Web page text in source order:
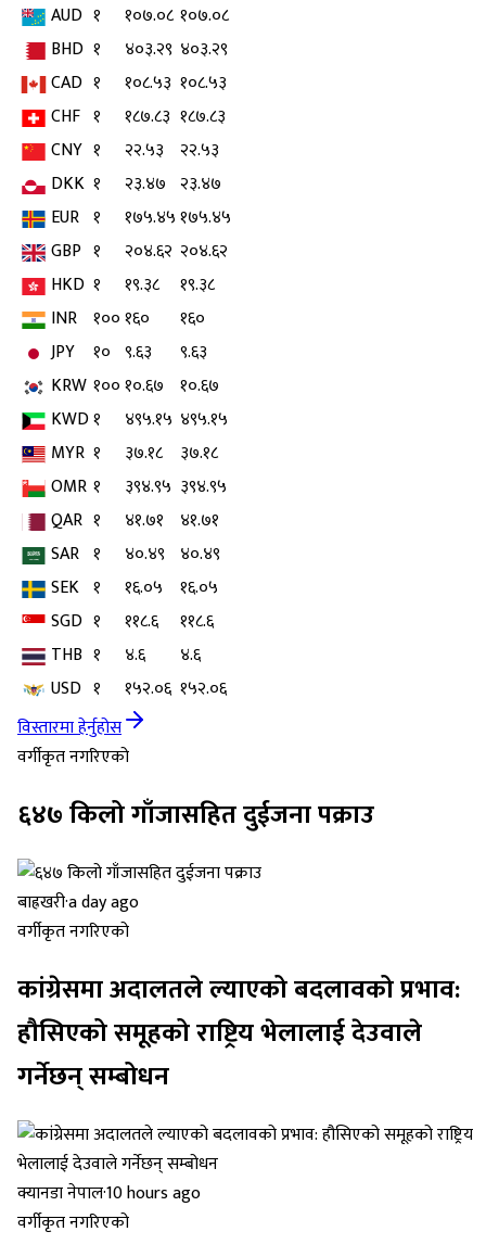
AUD १ १०७.०८ १०७.०८
BHD १ ४०३.२९ ४०३.२९
CAD १ १०८.५३ १०८.५३
CHF १ १८७.८३ १८७.८३
CNY १ २२.५३
२२.५३
DKK १ २३.४७ २३.४७
EUR १ १७५.४५१७५.४५
GBP १ २०४.६२ २०४.६२
HKD १ १९.३८
१९.३८
INR १००१६०
१६०
JPY
१० ९.६३
९.६३
KRW १००१०.६७ १०.६७
KWD१ ४९५.१५ ४९५.१५
MYR १ ३७.१८
३७.१८
OMR १ ३९४.९५ ३९४.९५
QAR १ ४१.७१
४१.७१
SAR १ ४०.४९ ४०.४९
SEK १ १६.०५
१६.०५
SGD १ ११८.६
११८.६
THB १ ४.६
४.६
USD १ १५२.०६ १५२.०६
विस्तारमा हेर्नुहोस
वर्गीकृत नगरिएको
६४७ किलो गाँजासहित दुईजना पक्राउ
बाह्रखरी·a day ago
वर्गीकृत नगरिएको
कांग्रेसमा अदालतले ल्याएको बदलावको प्रभाव:
हौसिएको समूहको राष्ट्रिय भेलालाई देउवाले
गर्नेछन् सम्बोधन
क्यानडा नेपाल·10 hours ago
वर्गीकृत नगरिएको